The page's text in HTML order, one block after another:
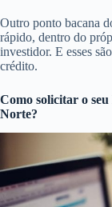
Outro ponto bacana
rápido, dentro do
investidor. E esses
crédito.
Como solicitar o
Norte?